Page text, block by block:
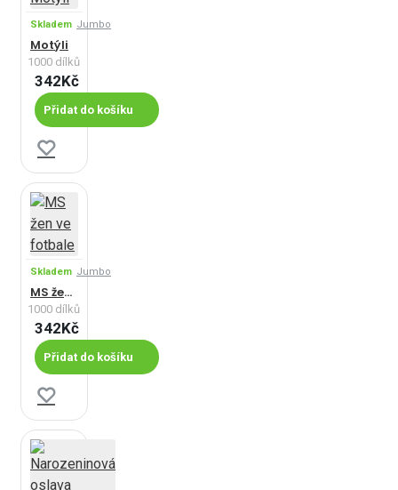
Skladem Jumbo
Motýli
1000 dílků
342Kč
Přidat do košíku
Skladem Jumbo
MS žen ve fotbale
1000 dílků
342Kč
Přidat do košíku